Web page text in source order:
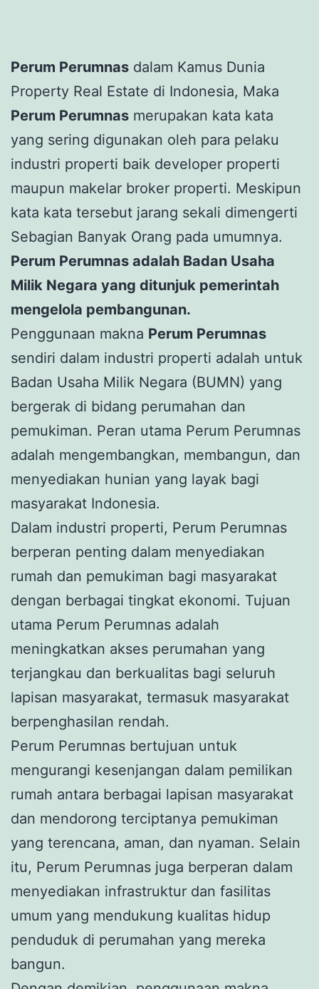
Perum Perumnas dalam Kamus Dunia
Property Real Estate di Indonesia, Maka
Perum Perumnas merupakan kata kata
yang sering digunakan oleh para pelaku
industri properti baik developer properti
maupun makelar broker properti. Meskipun
kata kata tersebut jarang sekali dimengerti
Sebagian Banyak Orang pada umumnya.
Perum Perumnas adalah Badan Usaha
Milik Negara yang ditunjuk pemerintah
mengelola pembangunan.
Penggunaan makna Perum Perumnas
sendiri dalam industri properti adalah untuk
Badan Usaha Milik Negara (BUMN) yang
bergerak di bidang perumahan dan
pemukiman. Peran utama Perum Perumnas
adalah mengembangkan, membangun, dan
menyediakan hunian yang layak bagi
masyarakat Indonesia.
Dalam industri properti, Perum Perumnas
berperan penting dalam menyediakan
rumah dan pemukiman bagi masyarakat
dengan berbagai tingkat ekonomi. Tujuan
utama Perum Perumnas adalah
meningkatkan akses perumahan yang
terjangkau dan berkualitas bagi seluruh
lapisan masyarakat, termasuk masyarakat
berpenghasilan rendah.
Perum Perumnas bertujuan untuk
mengurangi kesenjangan dalam pemilikan
rumah antara berbagai lapisan masyarakat
dan mendorong terciptanya pemukiman
yang terencana, aman, dan nyaman. Selain
itu, Perum Perumnas juga berperan dalam
menyediakan infrastruktur dan fasilitas
umum yang mendukung kualitas hidup
penduduk di perumahan yang mereka
bangun.